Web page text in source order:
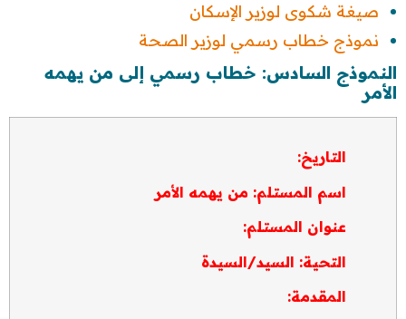
صيغة شكوى لوزير الإسكان
نموذج خطاب رسمي لوزير الصحة
النموذج السادس: خطاب رسمي إلى من يهمه
الأمر
التاريخ:
اسم المستلم: من يهمه الأمر
عنوان المستلم:
التحية: السيد/السيدة
المقدمة: